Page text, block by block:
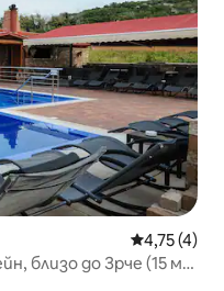
Средна
4,75 (4)
близо до Зрче (15 м